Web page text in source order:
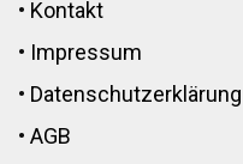
• Kontakt
• Impressum
• Datenschutzerklärung
• AGB